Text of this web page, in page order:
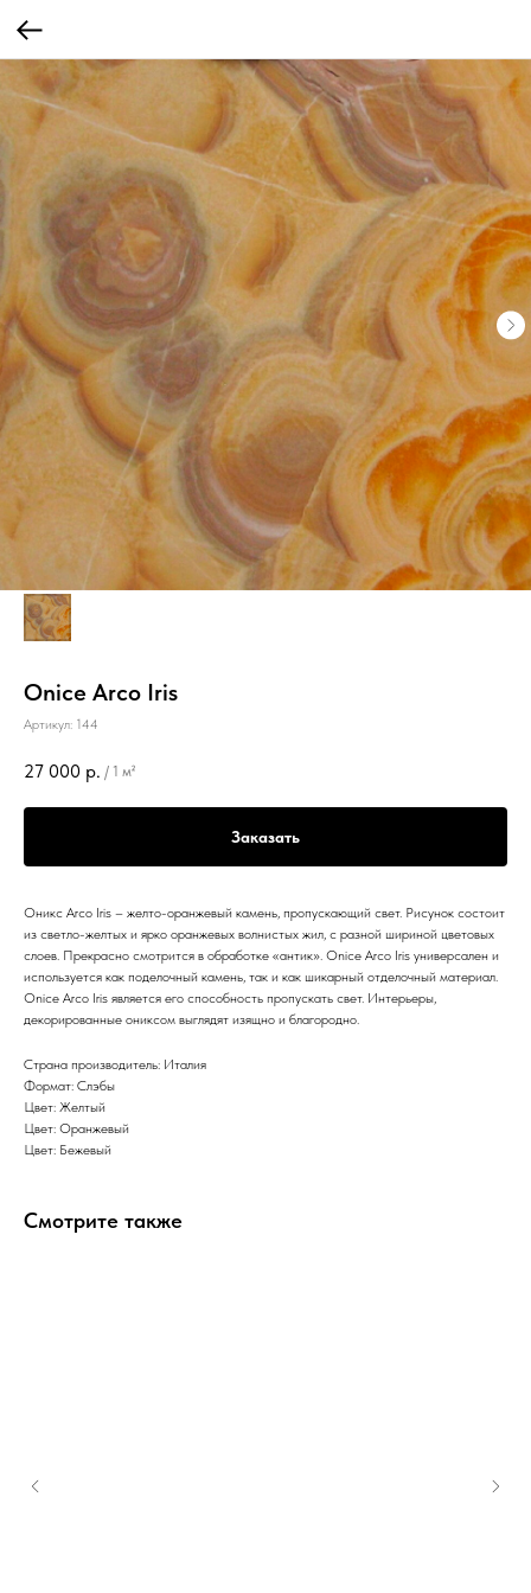
Onice Arco Iris
Артикул: 144
27 000 р. / 1 м²
Заказать
Оникс Arco Iris – желто-оранжевый камень, пропускающий свет. Рисунок состоит
из светло-желтых и ярко оранжевых волнистых жил, с разной шириной цветовых
слоев. Прекрасно смотрится в обработке «антик». Onice Arco Iris универсален и
используется как поделочный камень, так и как шикарный отделочный материал.
Onice Arco Iris является его способность пропускать свет. Интерьеры,
декорированные ониксом выглядят изящно и благородно.
Страна производитель: Италия
Формат: Слэбы
Цвет: Желтый
Цвет: Оранжевый
Цвет: Бежевый
Смотрите также